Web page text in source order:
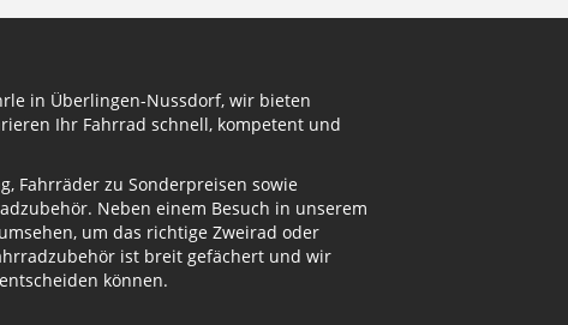
in Überlingen-Nussdorf, wir bieten
Ihr Fahrrad schnell, kompetent und
Fahrräder zu Sonderpreisen sowie
Neben einem Besuch in unserem
um das richtige Zweirad oder
ist breit gefächert und wir
können.